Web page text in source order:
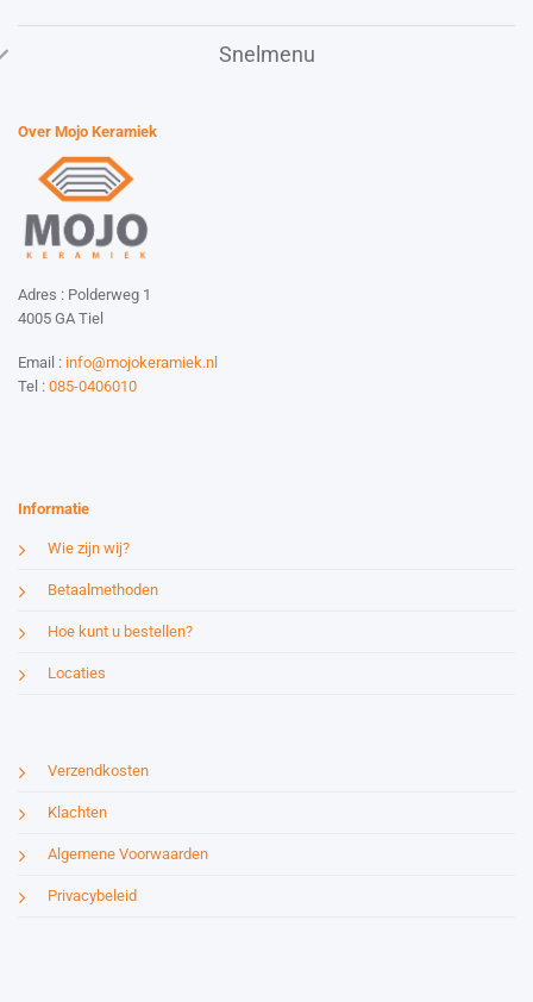
Snelmenu
Over Mojo Keramiek
Adres : Polderweg 1
4005 GA Tiel
Email : info@mojokeramiek.nl
Tel : 085-0406010
Informatie
Wie zijn wij?
Betaalmethoden
Hoe kunt u bestellen?
Locaties
Verzendkosten
Klachten
Algemene Voorwaarden
Privacybeleid